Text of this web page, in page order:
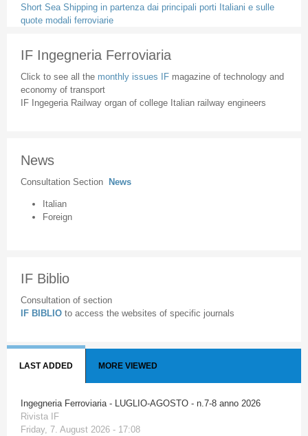
Short Sea Shipping in partenza dai principali porti Italiani e sulle
quote modali ferroviarie
IF Ingegneria Ferroviaria
Click to see all the monthly issues IF magazine of technology and
economy of transport
IF Ingegeria Railway organ of college Italian railway engineers
News
Consultation Section News
Italian
Foreign
IF Biblio
Consultation of section
IF BIBLIO to access the websites of specific journals
LAST ADDED MORE VIEWED
Ingegneria Ferroviaria - LUGLIO-AGOSTO - n.7-8 anno 2026
Rivista IF
Friday, 7. August 2026 - 17:08